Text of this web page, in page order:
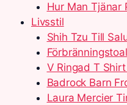
Hur Man Tjänar
Livsstil
Shih Tzu Till
V Ringad T
Badrock Barn
Laura Mercier